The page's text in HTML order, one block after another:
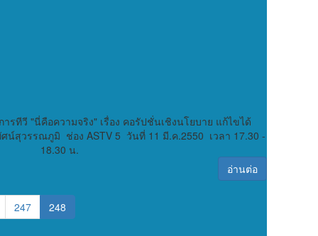
รทีวี "นี่คือความจริง" เรื่อง คอรัปชั่นเชิงนโยบาย แก้ไขได้
ศน์สุวรรณภูมิ ช่อง ASTV 5 วันที่ 11 มี.ค.2550 เวลา 17.30 -
18.30 น.
อ่านต่อ
247 248